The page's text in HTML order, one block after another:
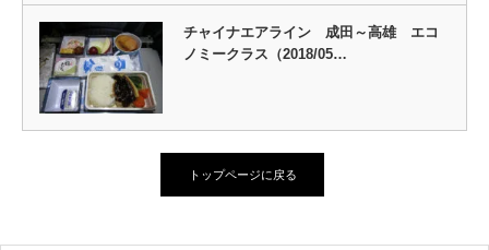
チャイナエアライン 成田～高雄 エコ
ノミークラス（2018/05…
トップページに戻る